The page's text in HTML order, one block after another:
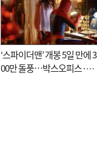
‘스파이더맨’ 개봉 5일 만에 3
00만 돌풍…박스오피스·예